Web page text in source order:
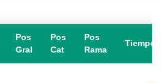
Pos
Gral
Pos
Cat
Pos
Rama
Tiempo